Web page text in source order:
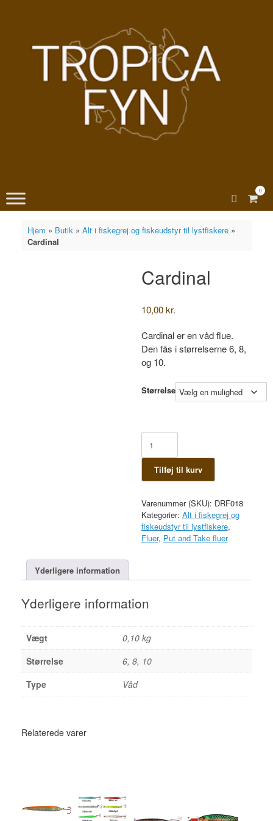
View
0
Hjem » Butik» Alt i fiskegrej og fiskeudstyr til lystfiskere»
Cardinal
Cardinal
10,00kr.
Cardinal er en våd flue.
Den fås i størrelserne 6, 8,
og 10.
Størrelse
antal
Tilføj til kurv
Varenummer (SKU): DRF018
Kategorier: Alt i fiskegrej og
fiskeudstyr til lystfiskere,
Fluer, Put and Take fluer
Yderligere information
Yderligere information
Vægt
0,10 kg
Størrelse
6, 8, 10
Type
Våd
Relaterede varer